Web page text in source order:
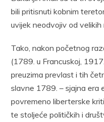
bili pritisnuti kobnim
uvijek neodvojiv od velikih
Tako, nakon početnog
(1789. u Francuskoj,
preuzima prevlast i tih
slavne 1789. – sjajna era
povremeno liberterske
te stoljeće političkih i